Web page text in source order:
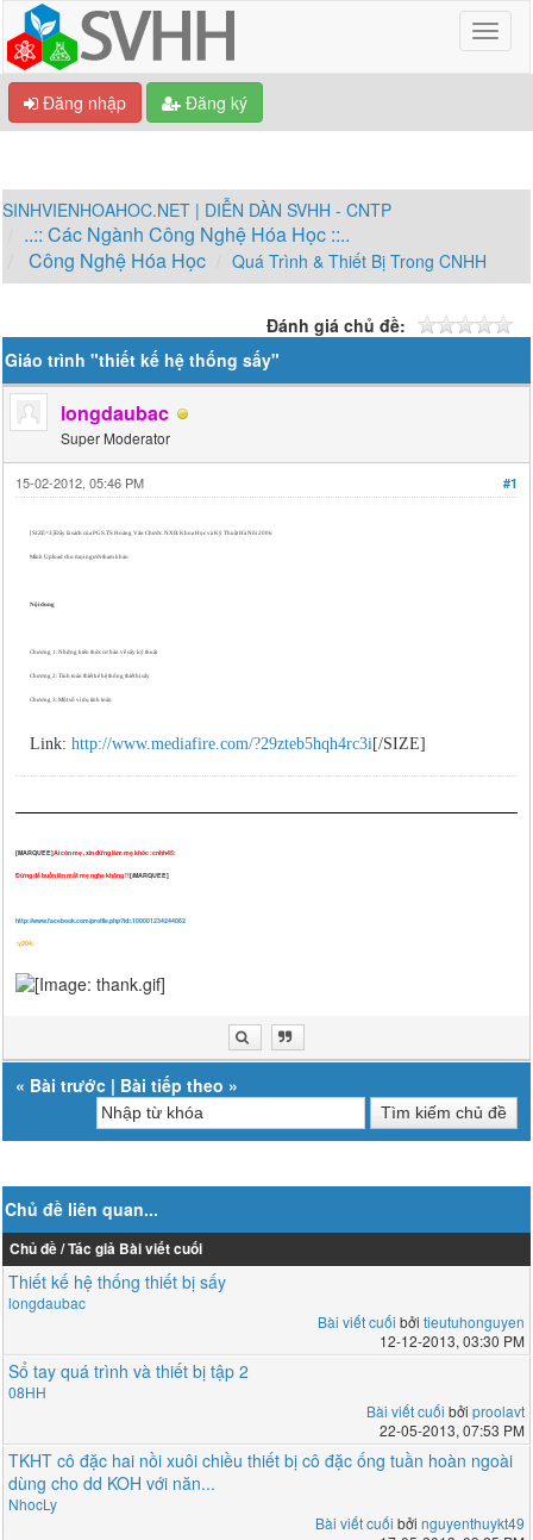
Đăng nhập Đăng ký
SINHVIENHOAHOC.NET | DIỄN DÀN SVHH - CNTP
..:: Các Ngành Công Nghệ Hóa Học ::..
Công Nghệ Hóa Học
Quá Trình & Thiết Bị Trong CNHH
Đánh giá chủ đề:
Giáo trình "thiết kế hệ thống sấy"
longdaubac
Super Moderator
#1
15-02-2012, 05:46 PM
[SIZE=3]Đây là sách của PGS.TS Hoàng Văn Chước. NXB: Khoa Học và Kỹ Thuật Hà Nôi 2006
Mình Upload cho mọi người tham khảo
Nội dung
Chương 1: Những kiến thức cơ bản về sấy kỹ thuật
Chương 2: Tính toán thiết kế hệ thống thiết bị sấy
Chương 3: Một số ví dụ tính toán
Link:http://www.mediafire.com/?29zteb5hqh4rc3i[/SIZE]
[MARQUEE]Ai còn mẹ , xin đừng làm mẹ khóc :cnhh45:
Đừng để buồn lên mắt mẹ nghe không !![/MARQUEE]
http://www.facebook.com/profile.php?id=100001234244062
:y204:
« Bài trước | Bài tiếp theo »
Chủ đề liên quan...
Chủ đề / Tác giả Bài viết cuối
Thiết kế hệ thống thiết bị sấy
longdaubac
Bài viết cuối bởi tieutuhonguyen
12-12-2013, 03:30 PM
Sổ tay quá trình và thiết bị tập 2
08HH
Bài viết cuối bởi proolavt
22-05-2013, 07:53 PM
TKHT cô đặc hai nồi xuôi chiều thiết bị cô đặc ống tuần hoàn ngoài
dùng cho dd KOH với năn...
NhocLy
Bài viết cuối bởi nguyenthuykt49